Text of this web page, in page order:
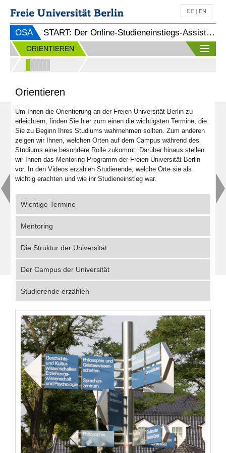
DE | EN
OSA START: Der Online-Studieneinstiegs-Assistent
ORIENTIEREN
Orientieren
Um Ihnen die Orientierung an der Freien Universität Berlin zu
erleichtern, finden Sie hier zum einen die wichtigsten Termine, die
Sie zu Beginn Ihres Studiums wahrnehmen sollten. Zum anderen
zeigen wir Ihnen, welchen Orten auf dem Campus während des
Studiums eine besondere Rolle zukommt. Darüber hinaus stellen
wir Ihnen das Mentoring-Programm der Freien Universität Berlin
vor. In den Videos erzählen Studierende, welche Orte sie als
wichtig erachten und wie ihr Studieneinstieg war.
Wichtige Termine
Mentoring
Die Struktur der Universität
Der Campus der Universität
Studierende erzählen